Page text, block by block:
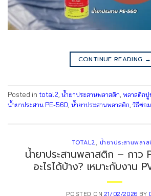
CONTINUE READING →
Posted in total2 น้ำยาประสานพลาสติก พลาสติกปู
น้ำยาประสาน PE-560 น้ำยาประสานพลาสติก วิธีซ่อ
TOTAL2,น้ำยาประสานพลา
น้ำยาประสานพลาสติก – กาว
อะไรได้บ้าง? เหมาะกับงาน
POSTED ON21/02/2026 BY